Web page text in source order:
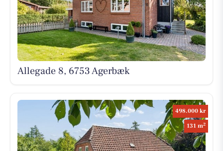
Allegade 8, 6753 Agerbæk
498.000 kr
131 m2